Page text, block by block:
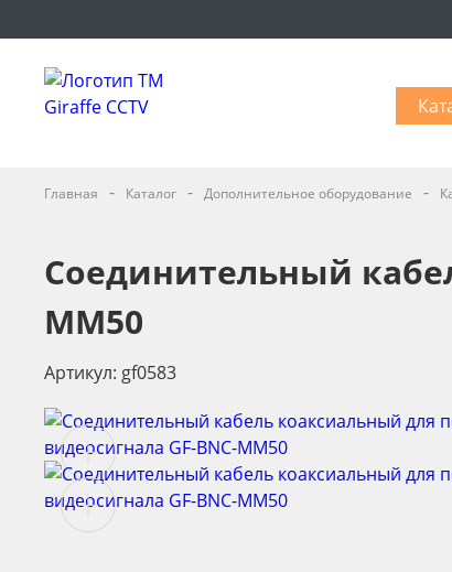
Главная - Каталог - Дополнительное оборудование -
Соединительный
MM50
Артикул: gf0583